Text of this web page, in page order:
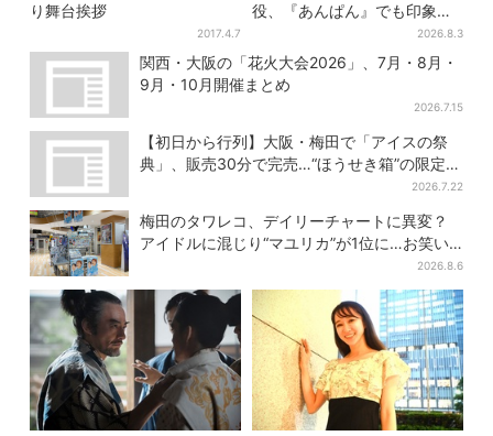
り舞台挨拶
2017.4.7
役、『あんぱん』でも印象的
だった…視聴者驚き「どうり
で演技上手だと」
2026.8.3
関西・大阪の「花火大会2026」、7月・8月・
9月・10月開催まとめ
2026.7.15
【初日から行列】大阪・梅田で「アイスの祭
典」、販売30分で完売…“ほうせき箱”の限定メ
2026.7.22
梅田のタワレコ、デイリーチャートに異変？
アイドルに混じり“マユリカ”が1位に…お笑い
2026.8.6